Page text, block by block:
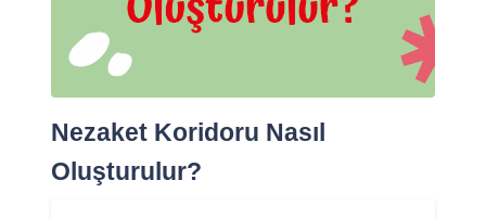
Nezaket Koridoru Nasıl
Oluşturulur?